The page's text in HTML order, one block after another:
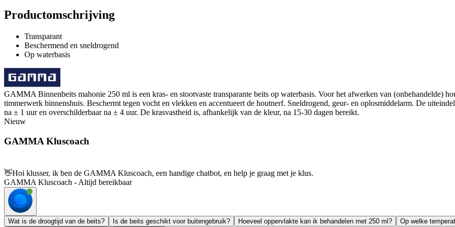
Productomschrijving
Transparant
Beschermend en sneldrogend
Op waterbasis
GAMMA Binnenbeits mahonie 250 ml is een kras- en stootvaste transparante beits op waterbasis. Voor het afwerken van (onbehandelde)
timmerwerk binnenshuis. Beschermt tegen vocht en vlekken en accentueert de houtnerf. Sneldrogend, geur- en oplosmiddelarm. De
na ± 1 uur en overschilderbaar na ± 4 uur. De krasvastheid is, afhankelijk van de kleur, na 15-30 dagen bereikt.
Nieuw
GAMMA Kluscoach
👋Hoi klusser, ik ben de GAMMA Kluscoach, een handige chatbot, en help je graag met je klus.
GAMMA Kluscoach - Altijd bereikbaar
Wat is de droogtijd van de beits? Is de beits geschikt voor buitengebruik? Hoeveel oppervlakte kan ik behandelen met 250 ml? Op welke